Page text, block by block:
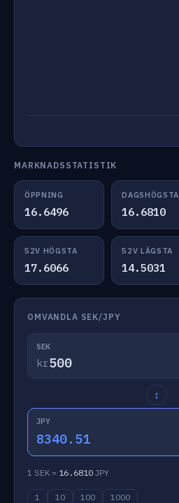
MARKNADSSTATISTIK
ÖPPNING
16.6496
DAGSHÖGSTA
16.6810
52V HÖGSTA
17.6066
52V LÄGSTA
14.5031
OMVANDLA SEK/JPY
SEK
kr
↕
JPY
8340.51
1 SEK = 16.6810 JPY
1 10 100 1000